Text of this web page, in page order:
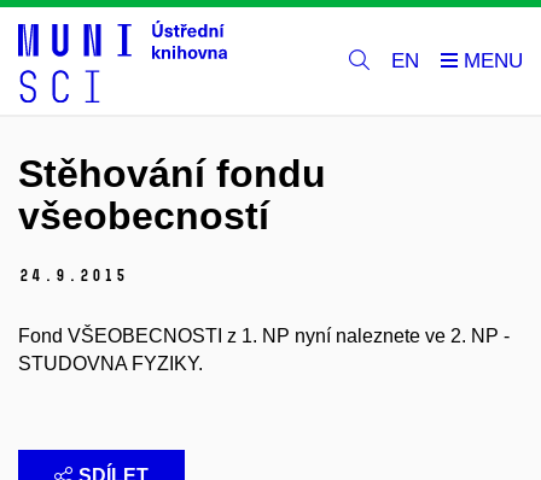
EN
Stěhování fondu
všeobecností
24. 9. 2015
Fond VŠEOBECNOSTI z 1. NP nyní naleznete ve 2. NP -
STUDOVNA FYZIKY.